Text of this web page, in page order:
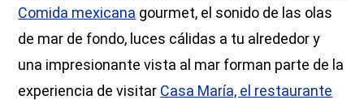
Comida mexicana gourmet, el sonido de las olas
de mar de fondo, luces cálidas a tu alrededor y
una impresionante vista al mar forman parte de la
experiencia de visitar Casa María, el restaurante